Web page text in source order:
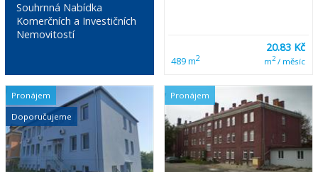
Souhrnná Nabídka
Komerčních a Investičních
Nemovitostí
489 m2
20.83 Kč
m2/ měsíc
Pronájem
Doporučujeme
Pronájem